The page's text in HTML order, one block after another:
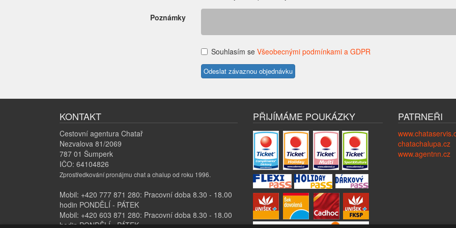
Poznámky
Souhlasím se Všeobecnými podmínkami a GDPR
KONTAKT
Cestovní agentura Chatař
Nezvalova 81/2069
787 01 Šumperk
IČO: 64104826
Zprostředkování pronájmu chat a chalup od roku 1996.
Mobil: +420 777 871 280: Pracovní doba 8.30 - 18.00
hodin PONDĚLÍ - PÁTEK
Mobil: +420 603 871 280: Pracovní doba 8.30 - 18.00
hodin PONDĚLÍ - PÁTEK
PŘIJÍMÁME POUKÁZKY PATRNEŘI
chatachalupa.cz
www.agentnn.cz